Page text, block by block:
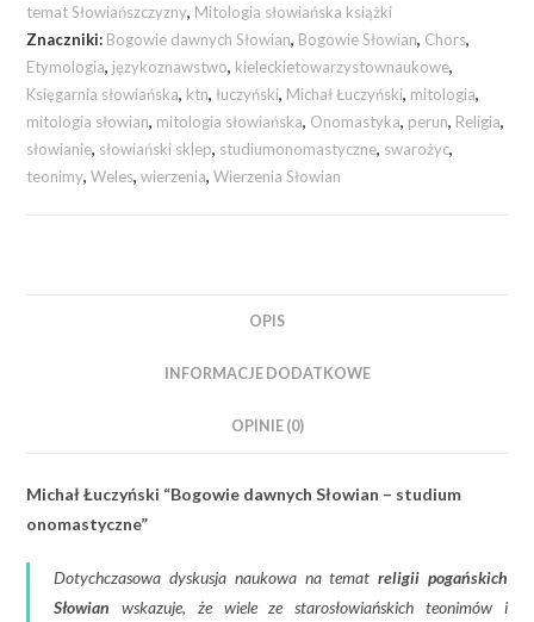
temat Słowiańszczyzny, Mitologia słowiańska książki
Znaczniki: Bogowie dawnych Słowian, Bogowie Słowian, Chors,
Etymologia, językoznawstwo, kieleckietowarzystownaukowe,
Księgarnia słowiańska, ktn,łuczyński, Michał Łuczyński, mitologia,
mitologia słowian, mitologia słowiańska, Onomastyka, perun, Religia,
słowianie, słowiański sklep, studiumonomastyczne, swarożyc,
teonimy,Weles,wierzenia,Wierzenia Słowian
OPIS
INFORMACJE DODATKOWE
OPINIE (0)
Michał Łuczyński “Bogowie dawnych Słowian – studium
onomastyczne”
Dotychczasowa dyskusja naukowa na temat religii pogańskich
Słowian wskazuje, że wiele ze starosłowiańskich teonimów i